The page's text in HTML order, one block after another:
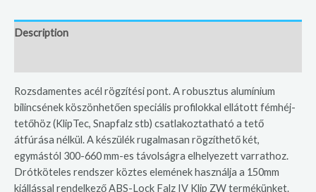
Description
Rozsdamentes acél rögzítési pont. A robusztus alumínium
bilincsének köszönhetően speciális profilokkal ellátott fémhéj-
tetőhöz (KlipTec, Snapfalz stb) csatlakoztatható a tető
átfúrása nélkül. A készülék rugalmasan rögzíthető két,
egymástól 300-660 mm-es távolságra elhelyezett varrathoz.
Drótköteles rendszer köztes elemének használja a 150mm
kiállással rendelkező ABS-Lock Falz IV Klip ZW termékünket.